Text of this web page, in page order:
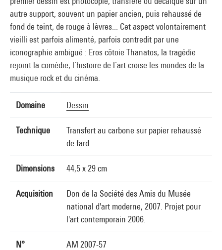
autre support, souvent un papier ancien, puis rehaussé de
fond de teint, de rouge à lèvres... Cet aspect volontairement
vieilli est parfois alimenté, parfois contredit par une
iconographie ambiguë : Eros côtoie Thanatos, la tragédie
rejoint la comédie, l’histoire de l’art croise les mondes de la
musique rock et du cinéma.
Domaine Dessin
Technique
Transfert au carbone sur papier rehaussé
de fard
Dimensions 44,5 x 29 cm
Acquisition
Don de la Société des Amis du Musée
national d'art moderne, 2007. Projet pour
l'art contemporain 2006.
N°
AM 2007-57